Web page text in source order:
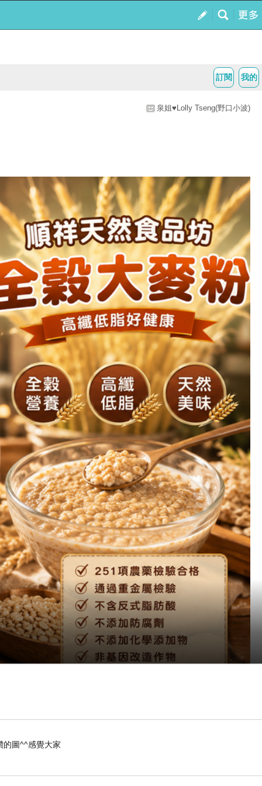
我的
訂閱
泉姐♥Lolly Tseng(野口小波)
【順祥天然食品坊 全榖大麥粉】，我才重新認識
多添加，沒有複雜調味，有的只是天然穀物最純
的圖^^感覺大家